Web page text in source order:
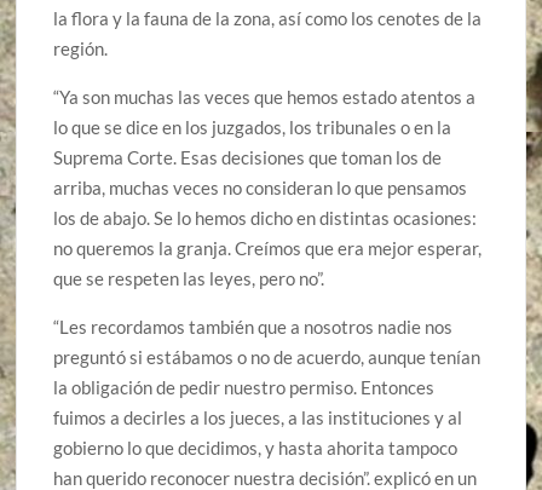
la flora y la fauna de la zona, así como los cenotes de la
región.
“Ya son muchas las veces que hemos estado atentos a
lo que se dice en los juzgados, los tribunales o en la
Suprema Corte. Esas decisiones que toman los de
arriba, muchas veces no consideran lo que pensamos
los de abajo. Se lo hemos dicho en distintas ocasiones:
no queremos la granja. Creímos que era mejor esperar,
que se respeten las leyes, pero no”.
“Les recordamos también que a nosotros nadie nos
preguntó si estábamos o no de acuerdo, aunque tenían
la obligación de pedir nuestro permiso. Entonces
fuimos a decirles a los jueces, a las instituciones y al
gobierno lo que decidimos, y hasta ahorita tampoco
han querido reconocer nuestra decisión”. explicó en un